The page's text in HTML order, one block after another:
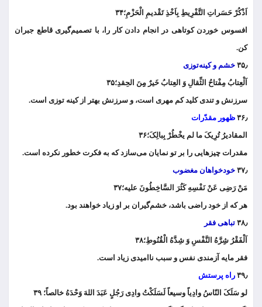
اَذْکُرْ حَسَراتِ التَّفْرِیطِ بِاَخْذِ تَقْدیمِ الْحَزْمِ؛۳۴
افسوس خوردن کوتاهی در انجام دادن کار را، با تصمیم‌گیری قاطع جبران
کن.
۳۵٫ خشم و کینه‌توزی
اَلْعِتابُ مِفْتاحُ الثِّقالِ وَ العِتابُ خَیرٌ مِِنَ الحِقدِ؛۳۵
سرزنش و تندی کلید کم مهری است، و سرزنش بهتر از کینه توزی است.
۳۶٫ ظهور مقدّرات
المقادیرُ تُرِیکَ ما لم یخْطُرْ بِبالِکَ؛۳۶
مقدرات چیزهایی را بر تو نمایان می‌سازد که به فکرت خطور نکرده است.
۳۷٫ خودخواهان مغضوب
مَنْ رَضِی عَنْ نَفْسِهِ کَثُرَ السَّاخِطُونَ علیه؛۳۷
هر که از خود راضی باشد، خشم‌گیران بر او زیاد خواهند بود.
۳۸٫ تباهی فقر
اَلْفَقْرُ شِِرَّهُ النَّفْسِ وَ شِدَّهُ الْقُنُوطِ؛۳۸
فقر مایه آزمندی نفس و سبب ناامیدی زیاد است.
۳۹٫ راه پرستش
لو سَلَکَ النّاسُ وادِیاً وسیعاً لَسَلَکْتُ وادِی رَجُلٍ عَبَدَ اللهَ وَحْدَهُ خالصاً؛ ۳۹